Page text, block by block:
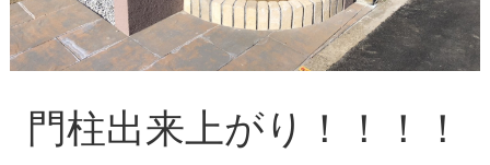
門柱出来上がり！！！！